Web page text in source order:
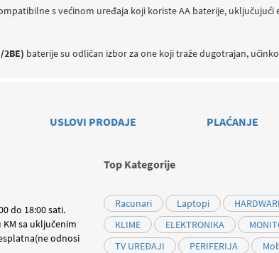
s većinom uređaja koji koriste AA baterije,
2BE) baterije su odličan izbor za one koji traže dugotrajan,
USLOVI PRODAJE PLAĆANJE
do 18:00 sati.
KM sa uključenim
odnosi
Top Kategorije
Racunari Laptopi
KLIME
ELEKTRONIKA
TV UREĐAJI
PERIFERIJA